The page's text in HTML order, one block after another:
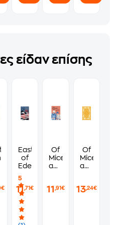
είδαν επίσης
East
of
Eden
5
11,71€
Of
Mice
and
11 ,91€
Of
Mice
and
13,24€